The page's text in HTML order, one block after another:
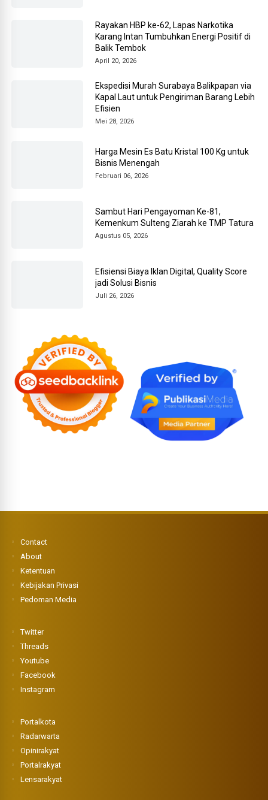
Rayakan HBP ke-62, Lapas Narkotika
Karang Intan Tumbuhkan Energi Positif di
Balik Tembok
April 20, 2026
Ekspedisi Murah Surabaya Balikpapan via
Kapal Laut untuk Pengiriman Barang Lebih
Efisien
Mei 28, 2026
Harga Mesin Es Batu Kristal 100 Kg untuk
Bisnis Menengah
Februari 06, 2026
Sambut Hari Pengayoman Ke-81,
Kemenkum Sulteng Ziarah ke TMP Tatura
Agustus 05, 2026
Efisiensi Biaya Iklan Digital, Quality Score
jadi Solusi Bisnis
Juli 26, 2026
Contact
About
Ketentuan
Kebijakan Privasi
Pedoman Media
Twitter
Threads
Youtube
Facebook
Instagram
Portalkota
Radarwarta
Opinirakyat
Portalrakyat
Lensarakyat